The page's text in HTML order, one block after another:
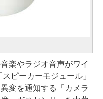
楽やラジオ音声がワイ
ピーカーモジュール」
変を通知する「カメラ